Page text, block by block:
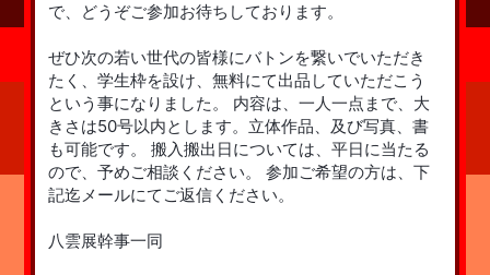
で、どうぞご参加お待ちしております。
ぜひ次の若い世代の皆様にバトンを繋いでいただき
たく、学生枠を設け、無料にて出品していただこう
という事になりました。 内容は、一人一点まで、大
きさは50号以内とします。立体作品、及び写真、書
も可能です。 搬入搬出日については、平日に当たる
ので、予めご相談ください。 参加ご希望の方は、下
記迄メールにてご返信ください。
八雲展幹事一同